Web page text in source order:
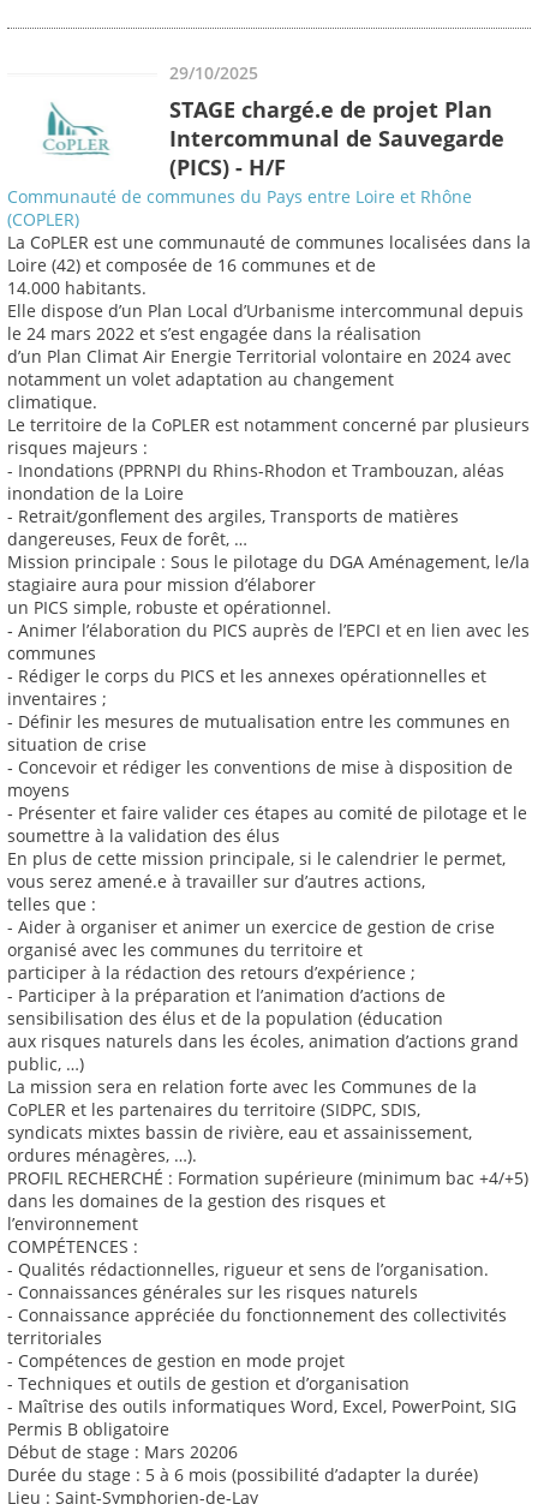
29/10/2025
STAGE chargé.e de projet Plan
Intercommunal de Sauvegarde
(PICS) - H/F
Communauté de communes du Pays entre Loire et Rhône
(COPLER)
La CoPLER est une communauté de communes localisées dans la
Loire (42) et composée de 16 communes et de
14.000 habitants.
Elle dispose d’un Plan Local d’Urbanisme intercommunal depuis
le 24 mars 2022 et s’est engagée dans la réalisation
d’un Plan Climat Air Energie Territorial volontaire en 2024 avec
notamment un volet adaptation au changement
climatique.
Le territoire de la CoPLER est notamment concerné par plusieurs
risques majeurs :
- Inondations (PPRNPI du Rhins-Rhodon et Trambouzan, aléas
inondation de la Loire
- Retrait/gonflement des argiles, Transports de matières
dangereuses, Feux de forêt, …
Mission principale : Sous le pilotage du DGA Aménagement, le/la
stagiaire aura pour mission d’élaborer
un PICS simple, robuste et opérationnel.
‐ Animer l’élaboration du PICS auprès de l’EPCI et en lien avec les
communes
‐ Rédiger le corps du PICS et les annexes opérationnelles et
inventaires ;
‐ Définir les mesures de mutualisation entre les communes en
situation de crise
‐ Concevoir et rédiger les conventions de mise à disposition de
moyens
‐ Présenter et faire valider ces étapes au comité de pilotage et le
soumettre à la validation des élus
En plus de cette mission principale, si le calendrier le permet,
vous serez amené.e à travailler sur d’autres actions,
telles que :
- Aider à organiser et animer un exercice de gestion de crise
organisé avec les communes du territoire et
participer à la rédaction des retours d’expérience ;
- Participer à la préparation et l’animation d’actions de
sensibilisation des élus et de la population (éducation
aux risques naturels dans les écoles, animation d’actions grand
public, …)
La mission sera en relation forte avec les Communes de la
CoPLER et les partenaires du territoire (SIDPC, SDIS,
syndicats mixtes bassin de rivière, eau et assainissement,
ordures ménagères, …).
PROFIL RECHERCHÉ : Formation supérieure (minimum bac +4/+5)
dans les domaines de la gestion des risques et
l’environnement
COMPÉTENCES :
- Qualités rédactionnelles, rigueur et sens de l’organisation.
- Connaissances générales sur les risques naturels
- Connaissance appréciée du fonctionnement des collectivités
territoriales
- Compétences de gestion en mode projet
- Techniques et outils de gestion et d’organisation
- Maîtrise des outils informatiques Word, Excel, PowerPoint, SIG
Permis B obligatoire
Début de stage : Mars 20206
Durée du stage : 5 à 6 mois (possibilité d’adapter la durée)
Lieu : Saint-Symphorien-de-Lay